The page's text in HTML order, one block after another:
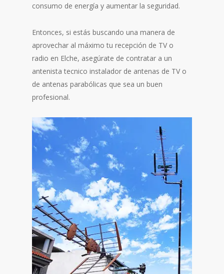
consumo de energía y aumentar la seguridad.
Entonces, si estás buscando una manera de
aprovechar al máximo tu recepción de TV o
radio en Elche, asegúrate de contratar a un
antenista tecnico instalador de antenas de TV o
de antenas parabólicas que sea un buen
profesional.